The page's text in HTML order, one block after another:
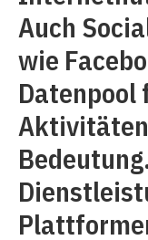
Auch
wie
Datenpool
Aktivitäten